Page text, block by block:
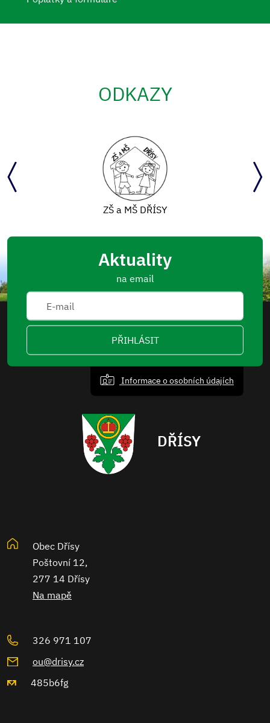
ODKAZY
ZŠ a MŠ DŘÍSY
Aktuality
na email
PŘIHLÁSIT
Informace o osobních údajích
DŘÍSY
Obec Dřísy
Poštovní 12,
277 14 Dřísy
Na mapě
326 971 107
ou@drisy.cz
485b6fg